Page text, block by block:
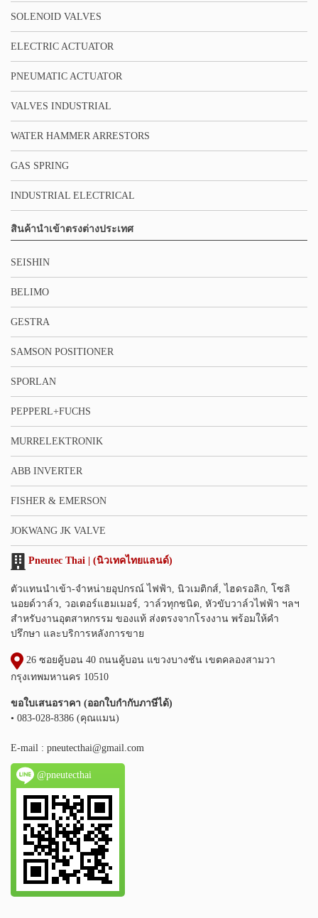
SOLENOID VALVES
ELECTRIC ACTUATOR
PNEUMATIC ACTUATOR
VALVES INDUSTRIAL
WATER HAMMER ARRESTORS
GAS SPRING
INDUSTRIAL ELECTRICAL
สินค้านำเข้าตรงต่างประเทศ
SEISHIN
BELIMO
GESTRA
SAMSON POSITIONER
SPORLAN
PEPPERL+FUCHS
MURRELEKTRONIK
ABB INVERTER
FISHER & EMERSON
JOKWANG JK VALVE
Pneutec Thai | (นิวเทคไทยแลนด์)
ตัวแทนนำเข้า-จำหน่ายอุปกรณ์ ไฟฟ้า, นิวเมติกส์, ไฮดรอลิก, โซลิ
นอยด์วาล์ว, วอเตอร์แฮมเมอร์, วาล์วทุกชนิด, หัวขับวาล์วไฟฟ้า ฯลฯ
สำหรับงานอุตสาหกรรม ของแท้ ส่งตรงจากโรงงาน พร้อมให้คำ
ปรึกษา และบริการหลังการขาย
26 ซอยคู้บอน 40 ถนนคู้บอน แขวงบางชัน เขตคลองสามวา
กรุงเทพมหานคร 10510
ขอใบเสนอราคา (ออกใบกำกับภาษีได้)
• 083-028-8386 (คุณแมน)
E-mail : pneutecthai@gmail.com
@pneutecthai